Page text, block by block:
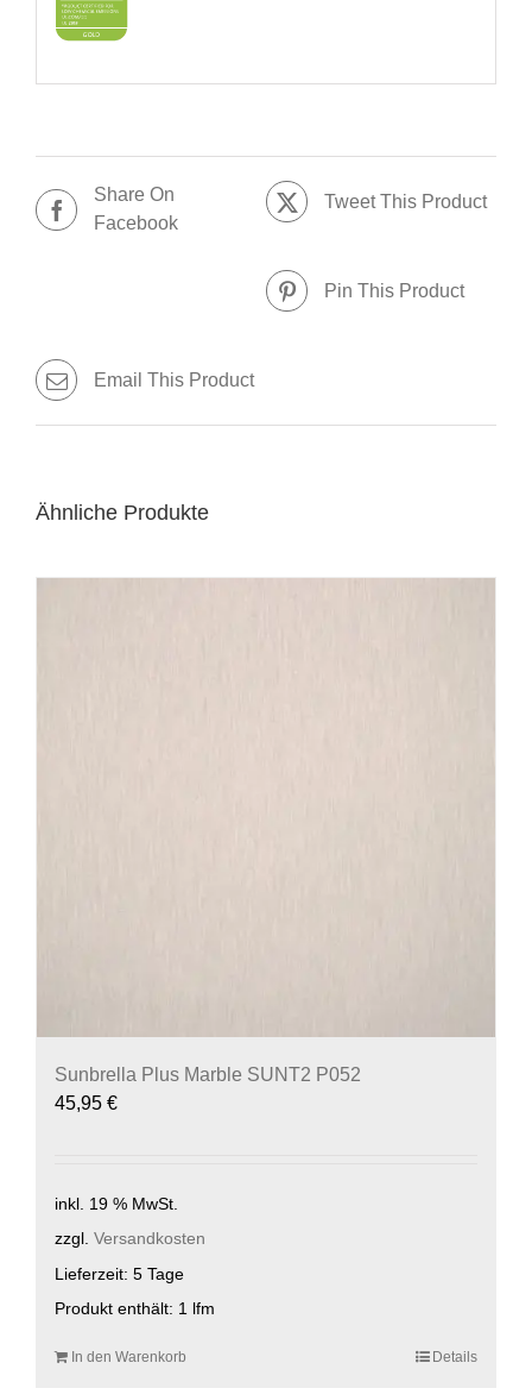
Share On
Facebook
Tweet This Product
Pin This Product
Email This Product
Ähnliche Produkte
Sunbrella Plus Marble SUNT2 P052
45,95 €
inkl. 19 % MwSt.
zzgl. Versandkosten
Lieferzeit: 5 Tage
Produkt enthält: 1 lfm
In den Warenkorb Details